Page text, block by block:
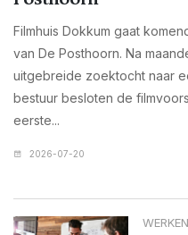
Filmhuis Dokkum gaat
van De Posthoorn. Na
uitgebreide zoektocht naar
bestuur besloten de
eerste...
2026-07-20